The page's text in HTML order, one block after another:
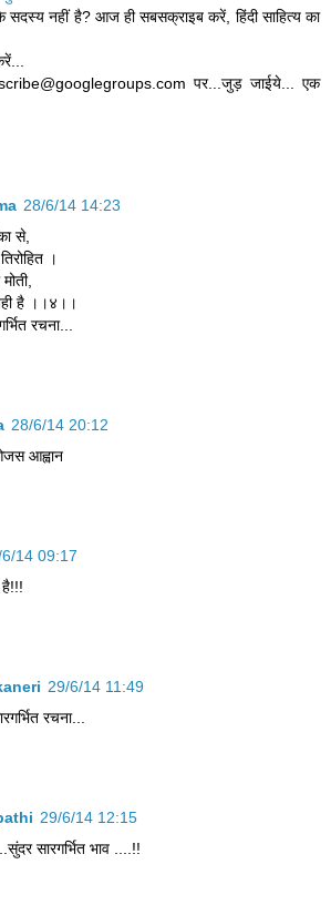
नहीं है? आज ही सबसक्राइब करें, हिंदी साहित्य का
पर...जुड़ जाईये... एक
28/6/14 14:23
से,
।
है ।।४।।
रचना...
28/6/14 20:12
आह्वान
14 09:17
है!!!
29/6/14 11:49
रचना...
29/6/14 12:15
सारगर्भित भाव ....!!